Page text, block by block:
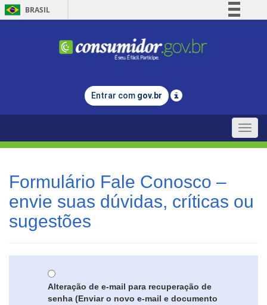
BRASIL
Comunica BR
Legislação
Entrar com gov.br
Toggle
Formulário Fale Conosco –
envie suas dúvidas, críticas ou
sugestões
Alteração de e-mail para recuperação de
senha (Enviar o novo e-mail e documento